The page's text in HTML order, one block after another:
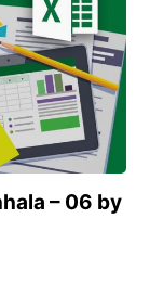
– 06 by